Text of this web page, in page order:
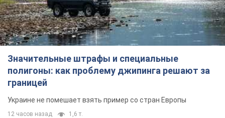
Значительные штрафы и специальные
полигоны: как проблему джипинга решают за
границей
Украине не помешает взять пример со стран Европы
12 часов назад 1,6 т.